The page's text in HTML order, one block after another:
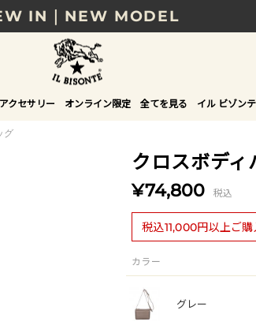
IN｜NEW MODEL
で｜税込11,000円以上で送料無
ンから選べる、新しいギフトガ
IN｜COLOR LEATHER
アクセサリー オンライン限定 全てを見る イル ビゾン
グ
クロスボディ
¥74,800 税込
税込11,000円以上ご
カラー
グレー